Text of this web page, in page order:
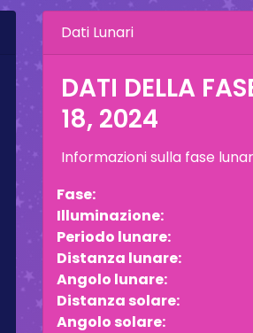
Dati Lunari
DATI DELLA
18, 2024
Informazioni sulla fase
Fase:
Illuminazione:
Periodo lunare:
Distanza lunare:
Angolo lunare:
Distanza solare:
Angolo solare: